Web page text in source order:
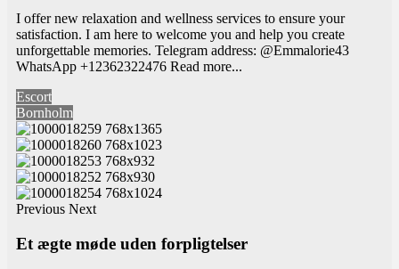
I offer new relaxation and wellness services to ensure your
satisfaction. I am here to welcome you and help you create
unforgettable memories. Telegram address: @Emmalorie43
WhatsApp +12362322476 Read more...
Escort
Bornholm
Previous Next
Et ægte møde uden forpligtelser